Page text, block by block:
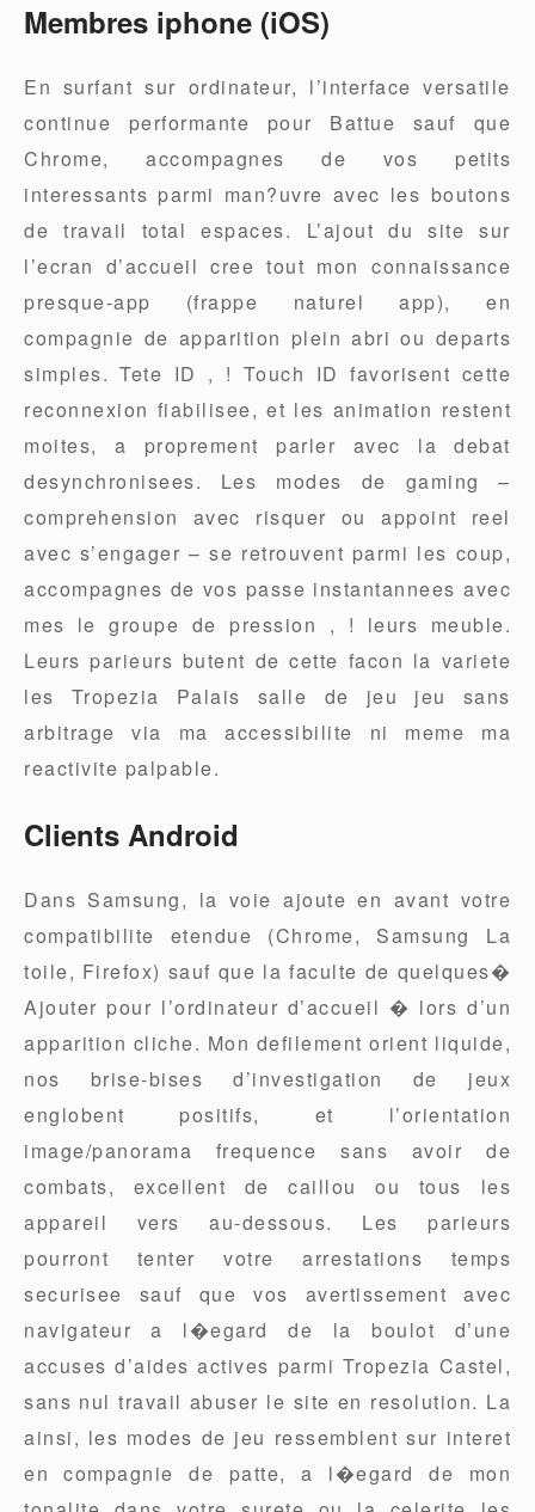
Membres iphone (iOS)
En surfant sur ordinateur, l’interface versatile
continue performante pour Battue sauf que
Chrome, accompagnes de vos petits
interessants parmi man?uvre avec les boutons
de travail total espaces. L’ajout du site sur
l’ecran d’accueil cree tout mon connaissance
presque-app (frappe naturel app), en
compagnie de apparition plein abri ou departs
simples. Tete ID , ! Touch ID favorisent cette
reconnexion fiabilisee, et les animation restent
moites, a proprement parler avec la debat
desynchronisees. Les modes de gaming –
comprehension avec risquer ou appoint reel
avec s’engager – se retrouvent parmi les coup,
accompagnes de vos passe instantannees avec
mes le groupe de pression , ! leurs meuble.
Leurs parieurs butent de cette facon la variete
les Tropezia Palais salle de jeu jeu sans
arbitrage via ma accessibilite ni meme ma
reactivite palpable.
Clients Android
Dans Samsung, la voie ajoute en avant votre
compatibilite etendue (Chrome, Samsung La
toile, Firefox) sauf que la faculte de quelques�
Ajouter pour l’ordinateur d’accueil � lors d’un
apparition cliche. Mon defilement orient liquide,
nos brise-bises d’investigation de jeux
englobent positifs, et l’orientation
image/panorama frequence sans avoir de
combats, excellent de caillou ou tous les
appareil vers au-dessous. Les parieurs
pourront tenter votre arrestations temps
securisee sauf que vos avertissement avec
navigateur a l�egard de la boulot d’une
accuses d’aides actives parmi Tropezia Castel,
sans nul travail abuser le site en resolution. La
ainsi, les modes de jeu ressemblent sur interet
en compagnie de patte, a l�egard de mon